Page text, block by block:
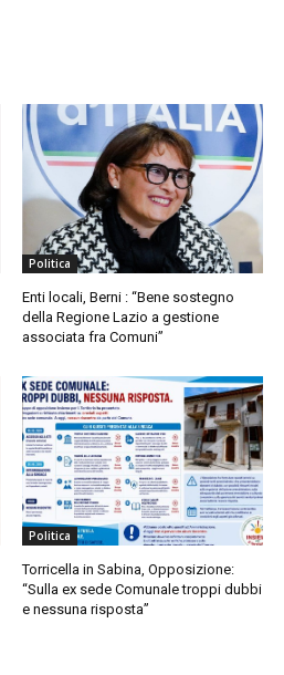
Politica
Enti locali, Berni : “Bene sostegno
della Regione Lazio a gestione
associata fra Comuni”
Politica
Torricella in Sabina, Opposizione:
“Sulla ex sede Comunale troppi dubbi
e nessuna risposta”